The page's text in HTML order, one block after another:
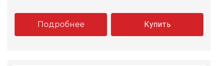
Подробнее Купить